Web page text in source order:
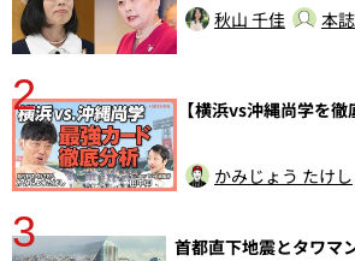
秋山 千佳
本
2 【横浜vs沖縄尚学を徹
かみじょう たけし
3
首都直下地震とタワマ